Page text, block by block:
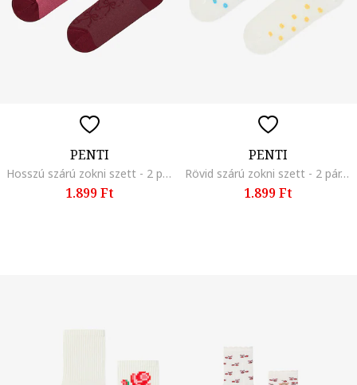
PENTI
Hosszú szárú zokni szett - 2 pár, Bordó, Sötétpiros, Sötétbordó,
1.899 Ft
PENTI
Rövid szárú zokni szett - 2 pár, Fehér, Világos rózsaszín, Neon világoskék,
1.899 Ft